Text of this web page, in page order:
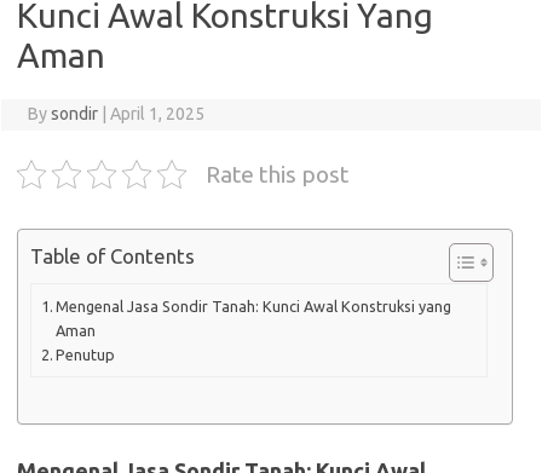
Kunci Awal Konstruksi Yang
Aman
Bysondir April 1, 2025
Rate this post
Table of Contents
Mengenal Jasa Sondir Tanah: Kunci Awal Konstruksi yang
Aman
Penutup